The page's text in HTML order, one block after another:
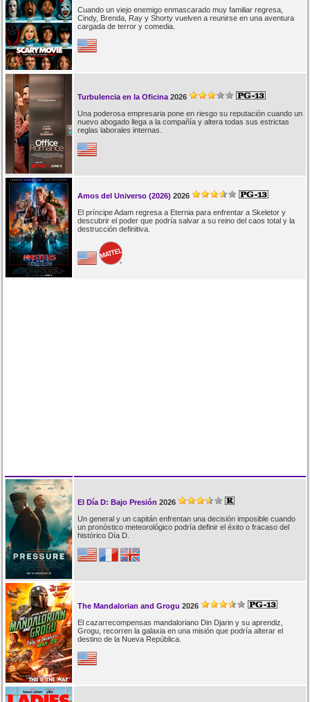
Cuando un viejo enemigo enmascarado muy familiar regresa,
Cindy, Brenda, Ray y Shorty vuelven a reunirse en una aventura
cargada de terror y comedia.
Turbulencia en la Oficina 2026
Una poderosa empresaria pone en riesgo su reputación cuando un
nuevo abogado llega a la compañía y altera todas sus estrictas
reglas laborales internas.
Amos del Universo (2026) 2026
El príncipe Adam regresa a Eternia para enfrentar a Skeletor y
descubrir el poder que podría salvar a su reino del caos total y la
destrucción definitiva.
El Día D: Bajo Presión 2026
Un general y un capitán enfrentan una decisión imposible cuando
un pronóstico meteorológico podría definir el éxito o fracaso del
histórico Día D.
The Mandalorian and Grogu 2026
El cazarrecompensas mandaloriano Din Djarin y su aprendiz,
Grogu, recorren la galaxia en una misión que podría alterar el
destino de la Nueva República.